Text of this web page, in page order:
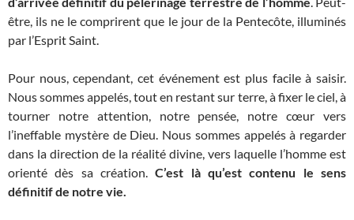
être, ils ne le comprirent que le jour de la Pentecôte, illuminés
par l’Esprit Saint.
Pour nous, cependant, cet événement est plus facile à saisir.
Nous sommes appelés, tout en restant sur terre, à fixer le ciel, à
tourner notre attention, notre pensée, notre cœur vers
l’ineffable mystère de Dieu. Nous sommes appelés à regarder
dans la direction de la réalité divine, vers laquelle l’homme est
orienté dès sa création.C’est là qu’est contenu le sens
définitif de notre vie.